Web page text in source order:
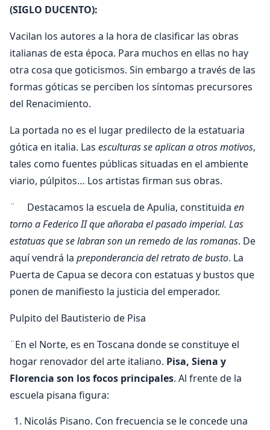
(SIGLO DUCENTO):
Vacilan los autores a la hora de clasificar las obras
italianas de esta época. Para muchos en ellas no hay
otra cosa que goticismos. Sin embargo a través de las
formas góticas se perciben los síntomas precursores
del Renacimiento.
La portada no es el lugar predilecto de la estatuaria
gótica en italia. Las esculturas se aplican a otros motivos,
tales como fuentes públicas situadas en el ambiente
viario, púlpitos… Los artistas firman sus obras.
¨ Destacamos la escuela de Apulia, constituida en
torno a Federico II que añoraba el pasado imperial. Las
estatuas que se labran son un remedo de las romanas. De
aquí vendrá la preponderancia del retrato de busto. La
Puerta de Capua se decora con estatuas y bustos que
ponen de manifiesto la justicia del emperador.
Pulpito del Bautisterio de Pisa
¨En el Norte, es en Toscana donde se constituye el
hogar renovador del arte italiano. Pisa, Siena y
Florencia son los focos principales. Al frente de la
escuela pisana figura:
Nicolás Pisano. Con frecuencia se le concede una